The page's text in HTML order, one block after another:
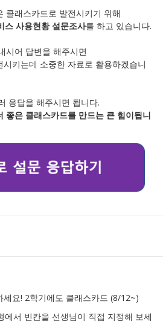
클래스카드로 발전시키기 위해
스 사용현황 설문조사를 하고 있습니다.
시어 답변을 해주시면
키는데 소중한 자료로 활용하겠습니
응답을 해주시면 됩니다.
좋은 클래스카드를 만드는 큰 힘이됩니
요! 2학기에도 클래스카드 (8/12~)
에서 빈칸을 선생님이 직접 지정해 보세